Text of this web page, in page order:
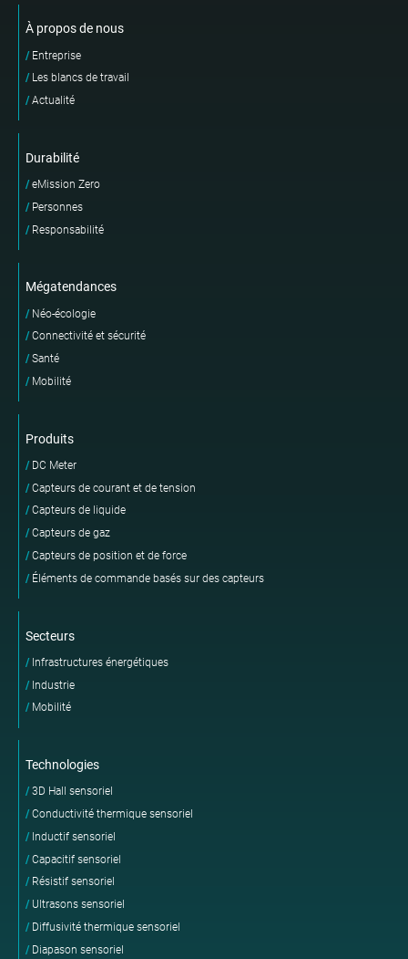
À propos de nous
Entreprise
Les blancs de travail
Actualité
Durabilité
eMission Zero
Personnes
Responsabilité
Mégatendances
Néo-écologie
Connectivité et sécurité
Santé
Mobilité
Produits
DC Meter
Capteurs de courant et de tension
Capteurs de liquide
Capteurs de gaz
Capteurs de position et de force
Éléments de commande basés sur des capteurs
Secteurs
Infrastructures énergétiques
Industrie
Mobilité
Technologies
3D Hall sensoriel
Conductivité thermique sensoriel
Inductif sensoriel
Capacitif sensoriel
Résistif sensoriel
Ultrasons sensoriel
Diffusivité thermique sensoriel
Diapason sensoriel